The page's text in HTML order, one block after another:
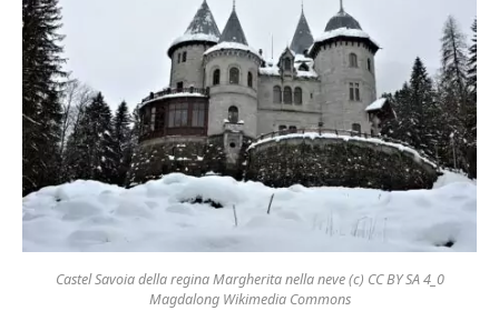
Castel Savoia della regina Margherita nella neve (c) CC BY SA 4_0
Magdalong Wikimedia Commons